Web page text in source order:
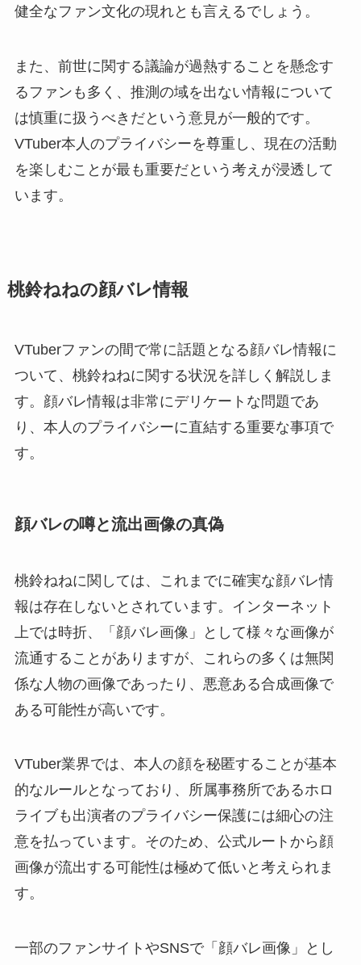
健全なファン文化の現れとも言えるでしょう。
また、前世に関する議論が過熱することを懸念す
るファンも多く、推測の域を出ない情報について
は慎重に扱うべきだという意見が一般的です。
VTuber本人のプライバシーを尊重し、現在の活動
を楽しむことが最も重要だという考えが浸透して
います。
桃鈴ねねの顔バレ情報
VTuberファンの間で常に話題となる顔バレ情報に
ついて、桃鈴ねねに関する状況を詳しく解説しま
す。顔バレ情報は非常にデリケートな問題であ
り、本人のプライバシーに直結する重要な事項で
す。
顔バレの噂と流出画像の真偽
桃鈴ねねに関しては、これまでに確実な顔バレ情
報は存在しないとされています。インターネット
上では時折、「顔バレ画像」として様々な画像が
流通することがありますが、これらの多くは無関
係な人物の画像であったり、悪意ある合成画像で
ある可能性が高いです。
VTuber業界では、本人の顔を秘匿することが基本
的なルールとなっており、所属事務所であるホロ
ライブも出演者のプライバシー保護には細心の注
意を払っています。そのため、公式ルートから顔
画像が流出する可能性は極めて低いと考えられま
す。
一部のファンサイトやSNSで「顔バレ画像」とし